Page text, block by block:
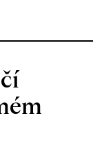
položky.